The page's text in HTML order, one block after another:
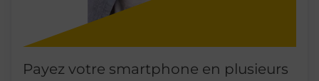
Payez votre smartphone en plusieurs